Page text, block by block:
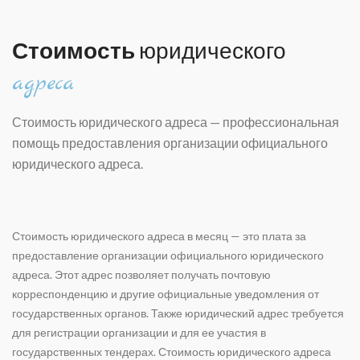
Стоимость юридического
адреса
Стоимость юридического адреса — профессиональная
помощь предоставления организации официального
юридического адреса.
Стоимость юридического адреса в месяц — это плата за
предоставление организации официального юридического
адреса. Этот адрес позволяет получать почтовую
корреспонденцию и другие официальные уведомления от
государственных органов. Также юридический адрес требуется
для регистрации организации и для ее участия в
государственных тендерах. Стоимость юридического адреса